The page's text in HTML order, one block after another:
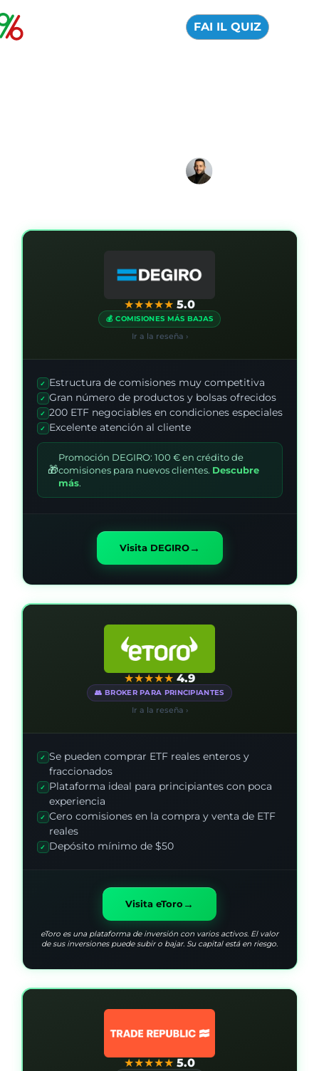
FAI IL QUIZ
★★★★★ 5.0
💰 COMISIONES MÁS BAJAS
Ir a la reseña ›
✓ Estructura de comisiones muy competitiva
✓ Gran número de productos y bolsas ofrecidos
✓ 200 ETF negociables en condiciones especiales
✓ Excelente atención al cliente
🎁
Promoción DEGIRO: 100 € en crédito de
comisiones para nuevos clientes. Descubre
más.
Visita DEGIRO→
★★★★★ 4.9
👥 BROKER PARA PRINCIPIANTES
Ir a la reseña ›
✓ Se pueden comprar ETF reales enteros y
fraccionados
✓ Plataforma ideal para principiantes con poca
experiencia
✓ Cero comisiones en la compra y venta de ETF
reales
✓ Depósito mínimo de $50
Visita eToro →
eToro es una plataforma de inversión con varios activos. El valor
de sus inversiones puede subir o bajar. Su capital está en riesgo.
★★★★★ 5.0